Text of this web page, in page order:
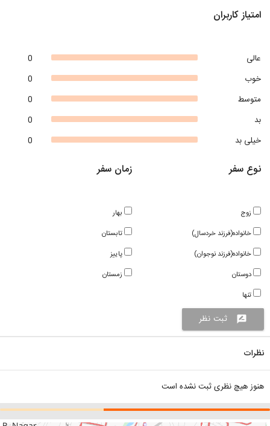
امتیاز کاربران
0
عالی
0
خوب
0
متوسط
0
بد
0
خیلی بد
زمان سفر
بهار
تابستان
پاییز
زمستان
نوع سفر
زوج
خانواده(فرزند خردسال)
خانواده(فرزند نوجوان)
دوستان
تنها
rate_review ثبت نظر
نظرات
هنوز هیچ نظری ثبت نشده است